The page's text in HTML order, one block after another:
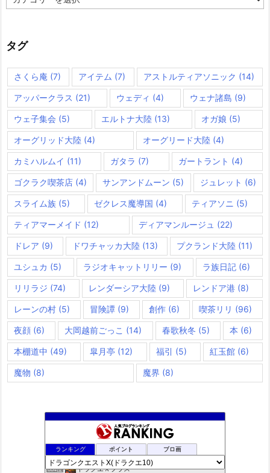
テ
ー
タグ
さくら庵 (7) アイテム (7) アストルティアソニック (14)
アッパークラス (21) ウェディ (4) ウェナ諸島 (9)
ウェ子集会 (5) エルトナ大陸 (13) オガ娘 (5)
オーグリッド大陸 (4) オーグリード大陸 (4)
カミハルムイ (11) ガタラ (7) ガートラント (4)
ゴクラク喫茶店 (4) サンアンドムーン (5) ジュレット (6)
スライム族 (5) ゼクレス魔導国 (4) ティアソニ (5)
ティアマーメイド (12) ディアマンルージュ (22)
ドレア (9) ドワチャッカ大陸(13) プクランド大陸 (11)
ユシュカ (5) ラジオキャットリリー (9) ラ族日記 (6)
リリラジ (74) レンダーシア大陸 (9) レンドア港 (8)
レーンの村 (5) 冒険譚(9) 創作(6) 喫茶リリ (96)
夜顔 (6) 大岡越前ごっこ (14) 春歌秋冬 (5) 本 (6)
本棚道中 (49) 皐月亭 (12) 福引 (5) 紅玉館(6)
魔物 (8) 魔界 (8)
ランキング ポイント ブロ画
夢路電信草紙
883位 ドラクエ10ぱふぱふの向こう側
884位 ドラクエＸプラス